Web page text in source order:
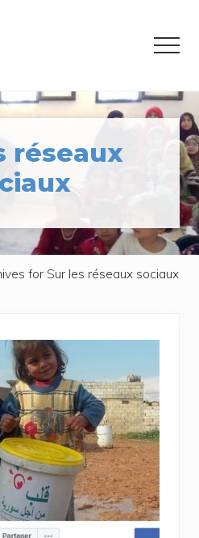
Menu
réseaux
for Sur les réseaux sociaux